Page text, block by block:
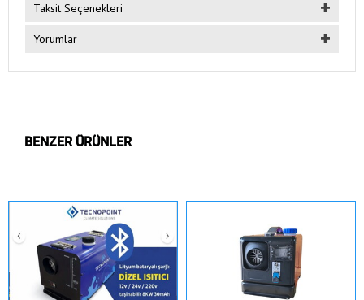
Taksit Seçenekleri
Yorumlar
BENZER ÜRÜNLER